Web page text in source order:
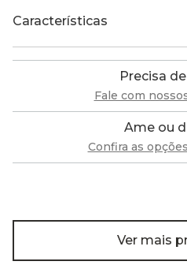
Características
Precisa
Fale com
Ame ou
Confira as
Ver mais